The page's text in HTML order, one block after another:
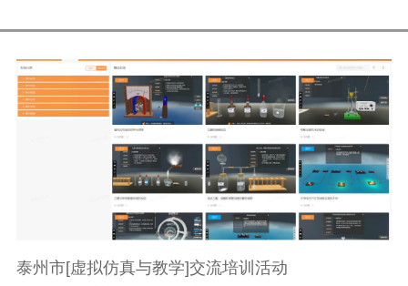
泰州市[虚拟仿真与教学]交流培训活动